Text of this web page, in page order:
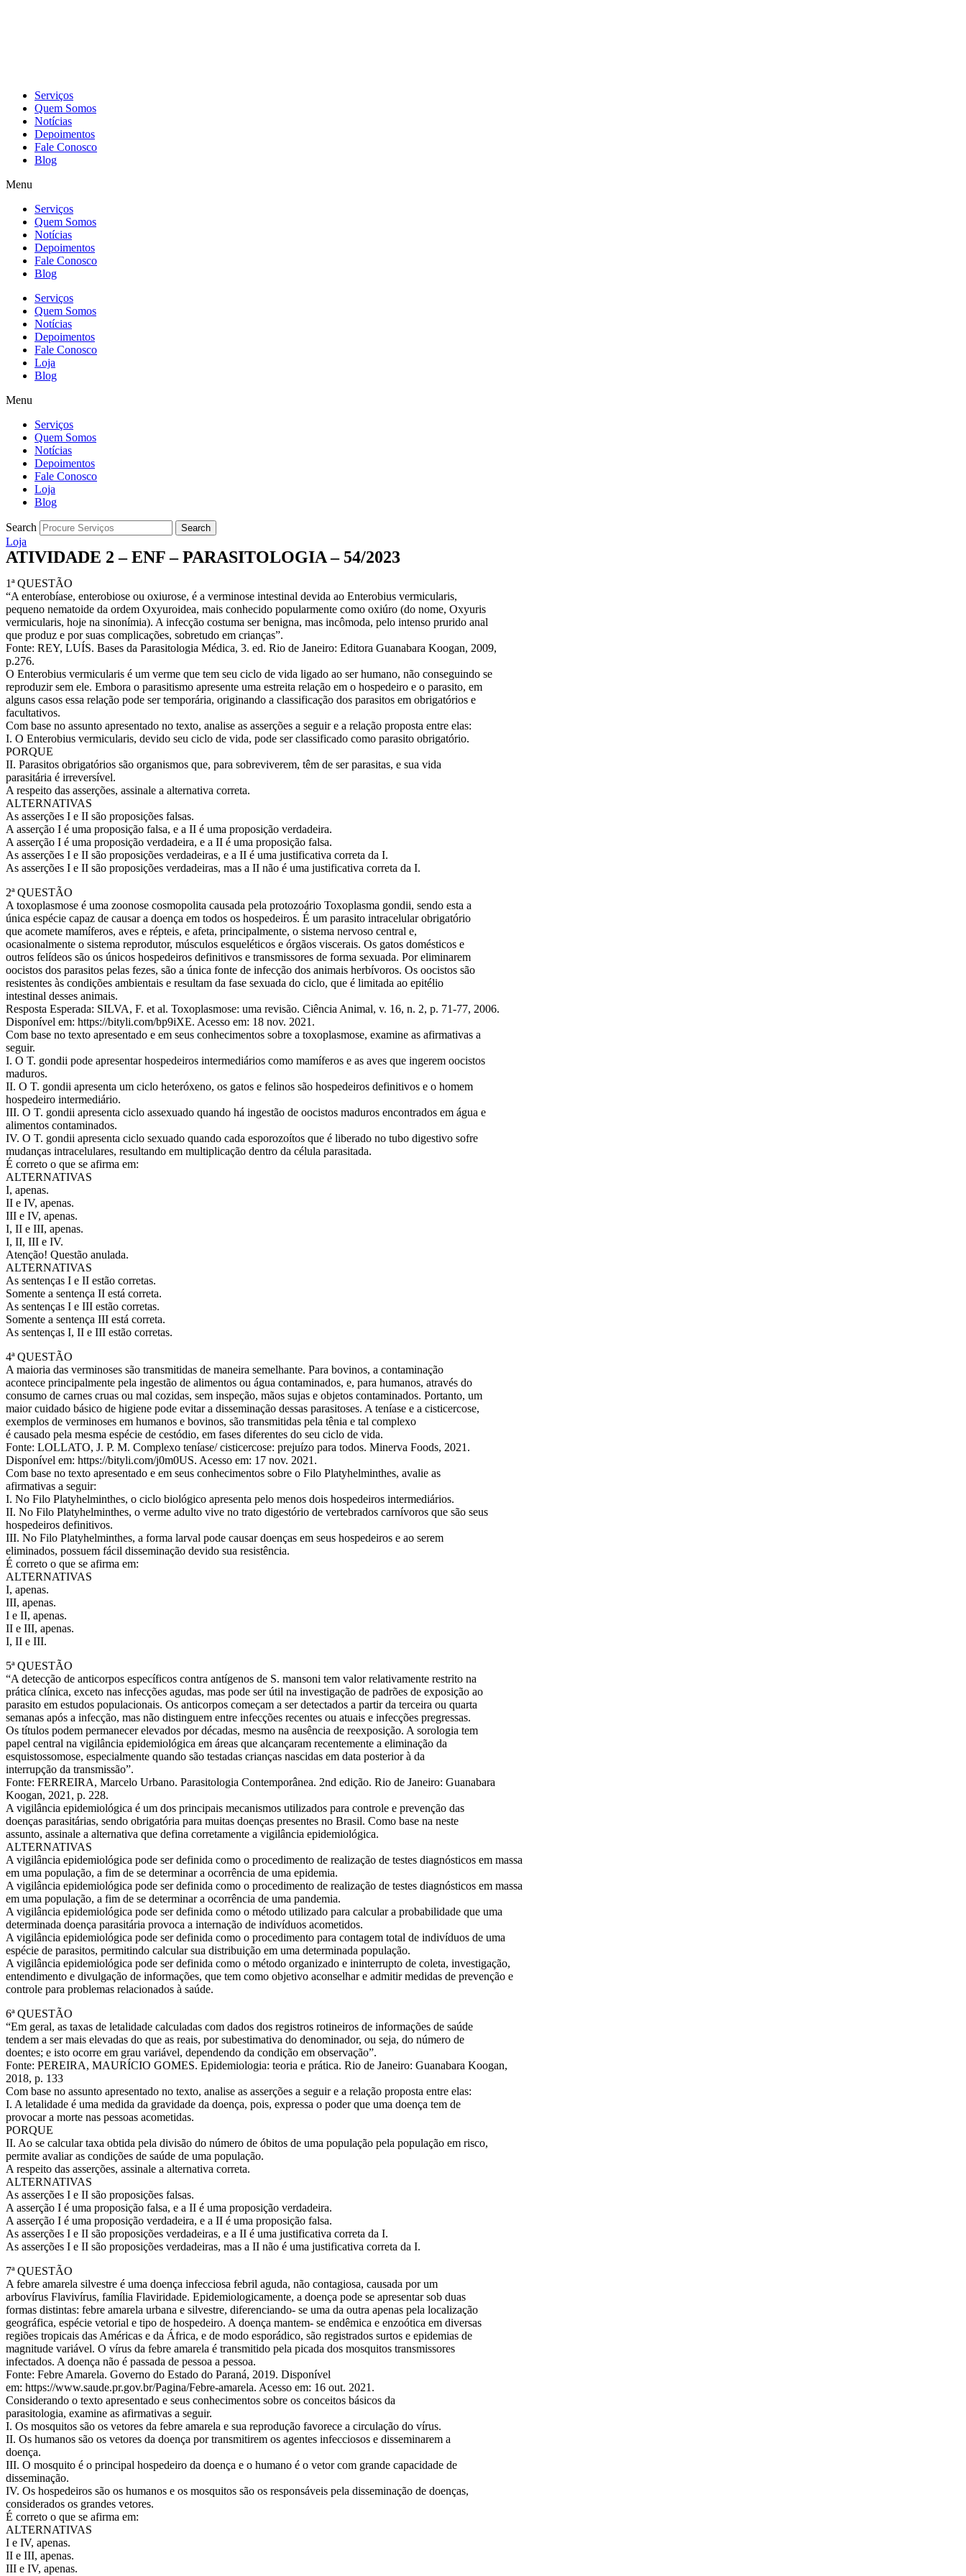
Serviços
Quem Somos
Notícias
Depoimentos
Fale Conosco
Blog
Menu
Serviços
Quem Somos
Notícias
Depoimentos
Fale Conosco
Blog
Serviços
Quem Somos
Notícias
Depoimentos
Fale Conosco
Loja
Blog
Menu
Serviços
Quem Somos
Notícias
Depoimentos
Fale Conosco
Loja
Blog
Search Search
Loja
ATIVIDADE 2 – ENF – PARASITOLOGIA – 54/2023
1ª QUESTÃO
“A enterobíase, enterobiose ou oxiurose, é a verminose intestinal devida ao Enterobius vermicularis,
pequeno nematoide da ordem Oxyuroidea, mais conhecido popularmente como oxiúro (do nome, Oxyuris
vermicularis, hoje na sinonímia). A infecção costuma ser benigna, mas incômoda, pelo intenso prurido anal
que produz e por suas complicações, sobretudo em crianças”.
Fonte: REY, LUÍS. Bases da Parasitologia Médica, 3. ed. Rio de Janeiro: Editora Guanabara Koogan, 2009,
p.276.
O Enterobius vermicularis é um verme que tem seu ciclo de vida ligado ao ser humano, não conseguindo se
reproduzir sem ele. Embora o parasitismo apresente uma estreita relação em o hospedeiro e o parasito, em
alguns casos essa relação pode ser temporária, originando a classificação dos parasitos em obrigatórios e
facultativos.
Com base no assunto apresentado no texto, analise as asserções a seguir e a relação proposta entre elas:
I. O Enterobius vermicularis, devido seu ciclo de vida, pode ser classificado como parasito obrigatório.
PORQUE
II. Parasitos obrigatórios são organismos que, para sobreviverem, têm de ser parasitas, e sua vida
parasitária é irreversível.
A respeito das asserções, assinale a alternativa correta.
ALTERNATIVAS
As asserções I e II são proposições falsas.
A asserção I é uma proposição falsa, e a II é uma proposição verdadeira.
A asserção I é uma proposição verdadeira, e a II é uma proposição falsa.
As asserções I e II são proposições verdadeiras, e a II é uma justificativa correta da I.
As asserções I e II são proposições verdadeiras, mas a II não é uma justificativa correta da I.
2ª QUESTÃO
A toxoplasmose é uma zoonose cosmopolita causada pela protozoário Toxoplasma gondii, sendo esta a
única espécie capaz de causar a doença em todos os hospedeiros. É um parasito intracelular obrigatório
que acomete mamíferos, aves e répteis, e afeta, principalmente, o sistema nervoso central e,
ocasionalmente o sistema reprodutor, músculos esqueléticos e órgãos viscerais. Os gatos domésticos e
outros felídeos são os únicos hospedeiros definitivos e transmissores de forma sexuada. Por eliminarem
oocistos dos parasitos pelas fezes, são a única fonte de infecção dos animais herbívoros. Os oocistos são
resistentes às condições ambientais e resultam da fase sexuada do ciclo, que é limitada ao epitélio
intestinal desses animais.
Resposta Esperada: SILVA, F. et al. Toxoplasmose: uma revisão. Ciência Animal, v. 16, n. 2, p. 71-77, 2006.
Disponível em: https://bityli.com/bp9iXE. Acesso em: 18 nov. 2021.
Com base no texto apresentado e em seus conhecimentos sobre a toxoplasmose, examine as afirmativas a
seguir.
I. O T. gondii pode apresentar hospedeiros intermediários como mamíferos e as aves que ingerem oocistos
maduros.
II. O T. gondii apresenta um ciclo heteróxeno, os gatos e felinos são hospedeiros definitivos e o homem
hospedeiro intermediário.
III. O T. gondii apresenta ciclo assexuado quando há ingestão de oocistos maduros encontrados em água e
alimentos contaminados.
IV. O T. gondii apresenta ciclo sexuado quando cada esporozoítos que é liberado no tubo digestivo sofre
mudanças intracelulares, resultando em multiplicação dentro da célula parasitada.
É correto o que se afirma em:
ALTERNATIVAS
I, apenas.
II e IV, apenas.
III e IV, apenas.
I, II e III, apenas.
I, II, III e IV.
Atenção! Questão anulada.
ALTERNATIVAS
As sentenças I e II estão corretas.
Somente a sentença II está correta.
As sentenças I e III estão corretas.
Somente a sentença III está correta.
As sentenças I, II e III estão corretas.
4ª QUESTÃO
A maioria das verminoses são transmitidas de maneira semelhante. Para bovinos, a contaminação
acontece principalmente pela ingestão de alimentos ou água contaminados, e, para humanos, através do
consumo de carnes cruas ou mal cozidas, sem inspeção, mãos sujas e objetos contaminados. Portanto, um
maior cuidado básico de higiene pode evitar a disseminação dessas parasitoses. A teníase e a cisticercose,
exemplos de verminoses em humanos e bovinos, são transmitidas pela tênia e tal complexo
é causado pela mesma espécie de cestódio, em fases diferentes do seu ciclo de vida.
Fonte: LOLLATO, J. P. M. Complexo teníase/ cisticercose: prejuízo para todos. Minerva Foods, 2021.
Disponível em: https://bityli.com/j0m0US. Acesso em: 17 nov. 2021.
Com base no texto apresentado e em seus conhecimentos sobre o Filo Platyhelminthes, avalie as
afirmativas a seguir:
I. No Filo Platyhelminthes, o ciclo biológico apresenta pelo menos dois hospedeiros intermediários.
II. No Filo Platyhelminthes, o verme adulto vive no trato digestório de vertebrados carnívoros que são seus
hospedeiros definitivos.
III. No Filo Platyhelminthes, a forma larval pode causar doenças em seus hospedeiros e ao serem
eliminados, possuem fácil disseminação devido sua resistência.
É correto o que se afirma em:
ALTERNATIVAS
I, apenas.
III, apenas.
I e II, apenas.
II e III, apenas.
I, II e III.
5ª QUESTÃO
“A detecção de anticorpos específicos contra antígenos de S. mansoni tem valor relativamente restrito na
prática clínica, exceto nas infecções agudas, mas pode ser útil na investigação de padrões de exposição ao
parasito em estudos populacionais. Os anticorpos começam a ser detectados a partir da terceira ou quarta
semanas após a infecção, mas não distinguem entre infecções recentes ou atuais e infecções pregressas.
Os títulos podem permanecer elevados por décadas, mesmo na ausência de reexposição. A sorologia tem
papel central na vigilância epidemiológica em áreas que alcançaram recentemente a eliminação da
esquistossomose, especialmente quando são testadas crianças nascidas em data posterior à da
interrupção da transmissão”.
Fonte: FERREIRA, Marcelo Urbano. Parasitologia Contemporânea. 2nd edição. Rio de Janeiro: Guanabara
Koogan, 2021, p. 228.
A vigilância epidemiológica é um dos principais mecanismos utilizados para controle e prevenção das
doenças parasitárias, sendo obrigatória para muitas doenças presentes no Brasil. Como base na neste
assunto, assinale a alternativa que defina corretamente a vigilância epidemiológica.
ALTERNATIVAS
A vigilância epidemiológica pode ser definida como o procedimento de realização de testes diagnósticos em massa
em uma população, a fim de se determinar a ocorrência de uma epidemia.
A vigilância epidemiológica pode ser definida como o procedimento de realização de testes diagnósticos em massa
em uma população, a fim de se determinar a ocorrência de uma pandemia.
A vigilância epidemiológica pode ser definida como o método utilizado para calcular a probabilidade que uma
determinada doença parasitária provoca a internação de indivíduos acometidos.
A vigilância epidemiológica pode ser definida como o procedimento para contagem total de indivíduos de uma
espécie de parasitos, permitindo calcular sua distribuição em uma determinada população.
A vigilância epidemiológica pode ser definida como o método organizado e ininterrupto de coleta, investigação,
entendimento e divulgação de informações, que tem como objetivo aconselhar e admitir medidas de prevenção e
controle para problemas relacionados à saúde.
6ª QUESTÃO
“Em geral, as taxas de letalidade calculadas com dados dos registros rotineiros de informações de saúde
tendem a ser mais elevadas do que as reais, por subestimativa do denominador, ou seja, do número de
doentes; e isto ocorre em grau variável, dependendo da condição em observação”.
Fonte: PEREIRA, MAURÍCIO GOMES. Epidemiologia: teoria e prática. Rio de Janeiro: Guanabara Koogan,
2018, p. 133
Com base no assunto apresentado no texto, analise as asserções a seguir e a relação proposta entre elas:
I. A letalidade é uma medida da gravidade da doença, pois, expressa o poder que uma doença tem de
provocar a morte nas pessoas acometidas.
PORQUE
II. Ao se calcular taxa obtida pela divisão do número de óbitos de uma população pela população em risco,
permite avaliar as condições de saúde de uma população.
A respeito das asserções, assinale a alternativa correta.
ALTERNATIVAS
As asserções I e II são proposições falsas.
A asserção I é uma proposição falsa, e a II é uma proposição verdadeira.
A asserção I é uma proposição verdadeira, e a II é uma proposição falsa.
As asserções I e II são proposições verdadeiras, e a II é uma justificativa correta da I.
As asserções I e II são proposições verdadeiras, mas a II não é uma justificativa correta da I.
7ª QUESTÃO
A febre amarela silvestre é uma doença infecciosa febril aguda, não contagiosa, causada por um
arbovírus Flavivírus, família Flaviridade. Epidemiologicamente, a doença pode se apresentar sob duas
formas distintas: febre amarela urbana e silvestre, diferenciando- se uma da outra apenas pela localização
geográfica, espécie vetorial e tipo de hospedeiro. A doença mantem- se endêmica e enzoótica em diversas
regiões tropicais das Américas e da África, e de modo esporádico, são registrados surtos e epidemias de
magnitude variável. O vírus da febre amarela é transmitido pela picada dos mosquitos transmissores
infectados. A doença não é passada de pessoa a pessoa.
Fonte: Febre Amarela. Governo do Estado do Paraná, 2019. Disponível
em: https://www.saude.pr.gov.br/Pagina/Febre-amarela. Acesso em: 16 out. 2021.
Considerando o texto apresentado e seus conhecimentos sobre os conceitos básicos da
parasitologia, examine as afirmativas a seguir.
I. Os mosquitos são os vetores da febre amarela e sua reprodução favorece a circulação do vírus.
II. Os humanos são os vetores da doença por transmitirem os agentes infecciosos e disseminarem a
doença.
III. O mosquito é o principal hospedeiro da doença e o humano é o vetor com grande capacidade de
disseminação.
IV. Os hospedeiros são os humanos e os mosquitos são os responsáveis pela disseminação de doenças,
considerados os grandes vetores.
É correto o que se afirma em:
ALTERNATIVAS
I e IV, apenas.
II e III, apenas.
III e IV, apenas.